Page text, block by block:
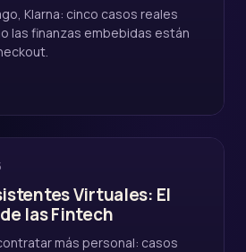
Klarna: cinco casos reales
las finanzas embebidas están
Virtuales: El
las Fintech
más personal: casos